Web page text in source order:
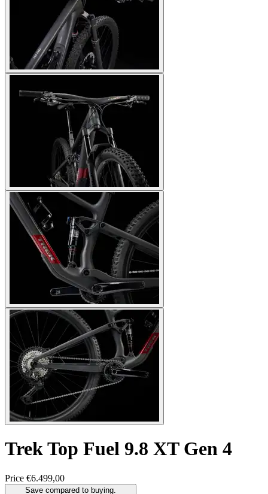
TrekTop Fuel 9.8 XT Gen 4
Price €6.499,00
Save compared to buying.